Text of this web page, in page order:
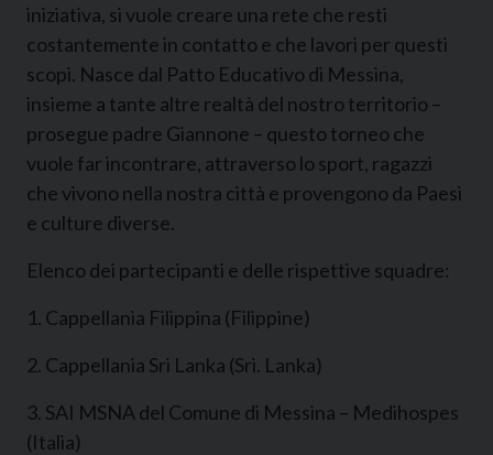
iniziativa, si vuole creare una rete che resti
costantemente in contatto e che lavori per questi
scopi. Nasce dal Patto Educativo di Messina,
insieme a tante altre realtà del nostro territorio –
prosegue padre Giannone – questo torneo che
vuole far incontrare, attraverso lo sport, ragazzi
che vivono nella nostra città e provengono da Paesi
e culture diverse.
Elenco dei partecipanti e delle rispettive squadre:
1. Cappellania Filippina (Filippine)
2. Cappellania Sri Lanka (Sri. Lanka)
3. SAI MSNA del Comune di Messina – Medihospes
(Italia)